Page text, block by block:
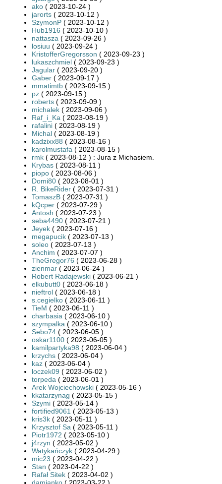
ako ( 2023-10-24 )
jarorts ( 2023-10-12 )
SzymonP ( 2023-10-12 )
Hub1916 ( 2023-10-10 )
nattasza ( 2023-09-26 )
losiuu ( 2023-09-24 )
KristofferGregorsson ( 2023-09-23 )
lukaszchmiel ( 2023-09-23 )
Jagular ( 2023-09-20 )
Gaber ( 2023-09-17 )
mmatimtb ( 2023-09-15 )
pz ( 2023-09-15 )
roberts ( 2023-09-09 )
michalek ( 2023-09-06 )
Raf_i_Ka ( 2023-08-19 )
rafalini ( 2023-08-19 )
Michal ( 2023-08-19 )
kadzixx88 ( 2023-08-16 )
karolmustafa ( 2023-08-15 )
rmk ( 2023-08-12 ) : Jura z Michasiem.
Krybas ( 2023-08-11 )
piopo ( 2023-08-06 )
Domi80 ( 2023-08-01 )
R. BikeRider ( 2023-07-31 )
TomaszB ( 2023-07-31 )
kQcper ( 2023-07-29 )
Antosh ( 2023-07-23 )
seba4490 ( 2023-07-21 )
Jeyek ( 2023-07-16 )
megapucik ( 2023-07-13 )
soleo ( 2023-07-13 )
Anchim ( 2023-07-07 )
TheGregor76 ( 2023-06-28 )
zienmar ( 2023-06-24 )
Robert Radajewski ( 2023-06-21 )
elkubutt0 ( 2023-06-18 )
nieftrol ( 2023-06-18 )
s.cegielko ( 2023-06-11 )
TieM ( 2023-06-11 )
charbasia ( 2023-06-10 )
szympalka ( 2023-06-10 )
Sebo74 ( 2023-06-05 )
oskar1100 ( 2023-06-05 )
kamilpartyka98 ( 2023-06-04 )
krzychs ( 2023-06-04 )
kaz ( 2023-06-04 )
loczek09 ( 2023-06-02 )
torpeda ( 2023-06-01 )
Arek Wojciechowski ( 2023-05-16 )
kkatarzynag ( 2023-05-15 )
Szymi ( 2023-05-14 )
fortified9061 ( 2023-05-13 )
kris3k ( 2023-05-11 )
Krzysztof Sa ( 2023-05-11 )
Piotr1972 ( 2023-05-10 )
j4rzyn ( 2023-05-02 )
Watykańczyk ( 2023-04-29 )
mic23 ( 2023-04-22 )
Stan ( 2023-04-22 )
Rafał Sitek ( 2023-04-02 )
damianko ( 2023-03-22 )